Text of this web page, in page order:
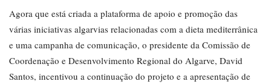
Agora que está criada a plataforma de apoio e promoção das
várias iniciativas algarvias relacionadas com a dieta mediterrânica
e uma campanha de comunicação, o presidente da Comissão de
Coordenação e Desenvolvimento Regional do Algarve, David
Santos, incentivou a continuação do projeto e a apresentação de